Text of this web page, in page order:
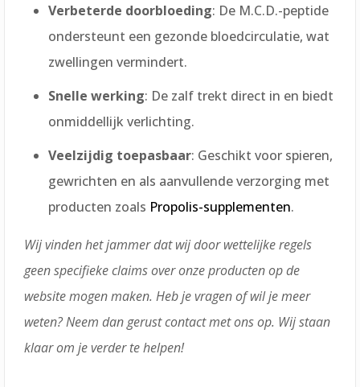
Verbeterde doorbloeding: De M.C.D.-peptide
ondersteunt een gezonde bloedcirculatie, wat
zwellingen vermindert.
Snelle werking: De zalf trekt direct in en biedt
onmiddellijk verlichting.
Veelzijdig toepasbaar: Geschikt voor spieren,
gewrichten en als aanvullende verzorging met
producten zoals Propolis-supplementen.
Wij vinden het jammer dat wij door wettelijke regels
geen specifieke claims over onze producten op de
website mogen maken. Heb je vragen of wil je meer
weten? Neem dan gerust contact met ons op. Wij staan
klaar om je verder te helpen!